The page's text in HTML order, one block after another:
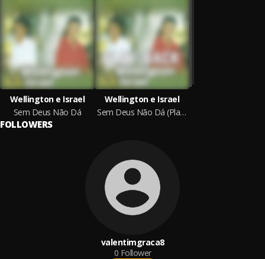
Wellington e Israel
Sem Deus Não Dá
Wellington e Israel
Sem Deus Não Dá (Playback)
FOLLOWERS
valentimgraca8
0 Follower